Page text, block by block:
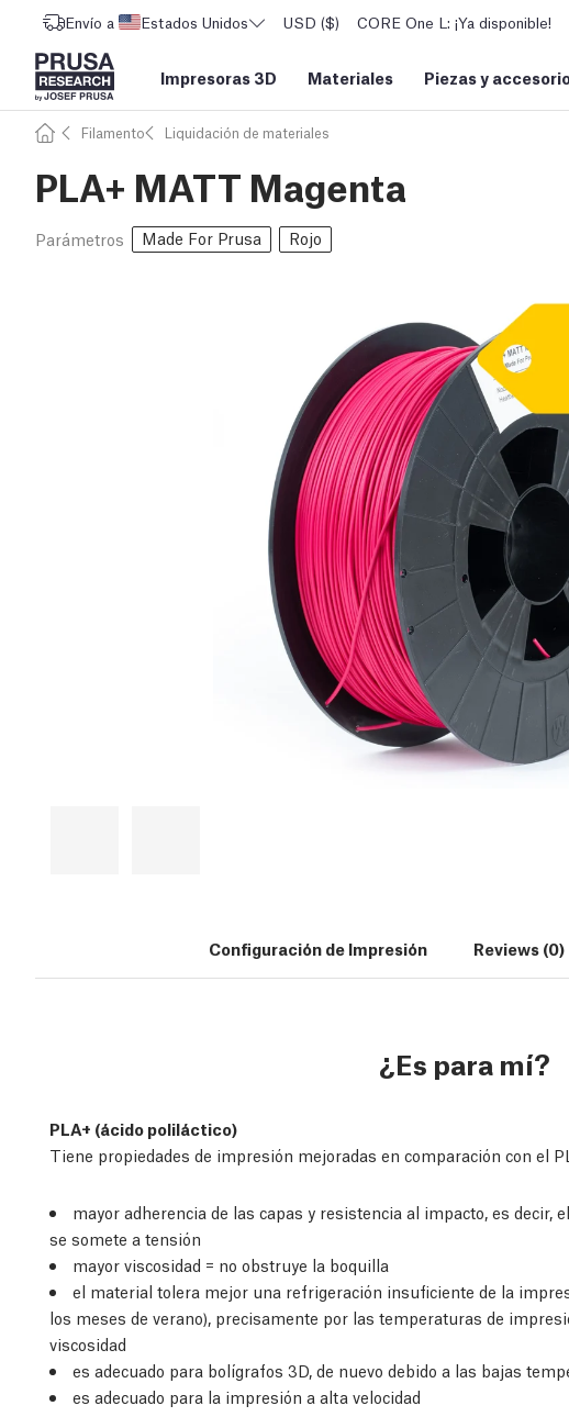
Envío a Estados Unidos USD ($) CORE One L: ¡Ya disponible!
Impresoras 3D Materiales Piezas y
Filamento Liquidación de materiales
PLA+ MATT Magenta
Parámetros Made For Prusa Rojo
Configuración de Impresión Reviews (0)
¿Es para mí?
PLA+ (ácido poliláctico)
Tiene propiedades de impresión mejoradas en comparación con el
mayor adherencia de las capas y resistencia al impacto, es decir,
se somete a tensión
mayor viscosidad = no obstruye la boquilla
el material tolera mejor una refrigeración insuficiente de la
los meses de verano), precisamente por las temperaturas de
viscosidad
es adecuado para bolígrafos 3D, de nuevo debido a las bajas
es adecuado para la impresión a alta velocidad